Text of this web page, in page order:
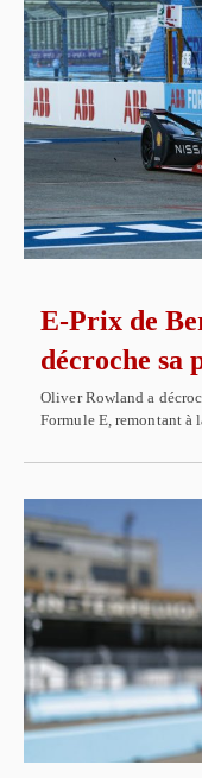
E-Prix de
décroche sa
Oliver Rowland a
Formule E, remontant à